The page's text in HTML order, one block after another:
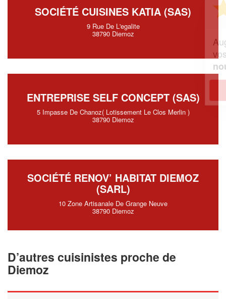
SOCIÉTÉ CUISINES KATIA (SAS)
9 Rue De L'egalite
38790 Diemoz
ENTREPRISE SELF CONCEPT (SAS)
5 Impasse De Chanoz( Lotissement Le Clos Merlin )
38790 Diemoz
SOCIÉTÉ RENOV’ HABITAT DIEMOZ
(SARL)
10 Zone Artisanale De Grange Neuve
38790 Diemoz
D’autres cuisinistes proche de
Diemoz
professionnel ?
et